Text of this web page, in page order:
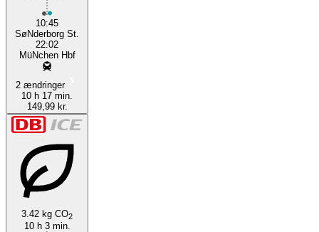
10:45
SøNderborg St.
22:02
MüNchen Hbf
2 ændringer
10 h 17 min.
149,99 kr.
3.42 kg CO2
10 h 3 min.